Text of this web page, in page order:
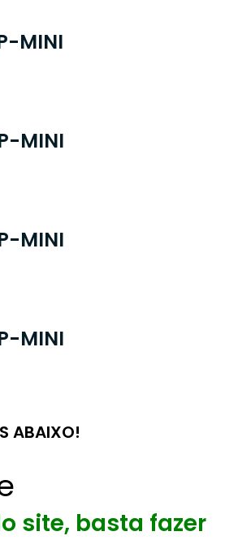
MINI
MINI
MINI
MINI
ABAIXO!
site, basta fazer